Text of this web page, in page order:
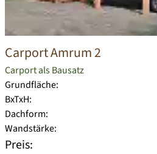
Carport Amrum 2
Carport als Bausatz
Grundfläche:
BxTxH:
Dachform:
Wandstärke:
Preis: